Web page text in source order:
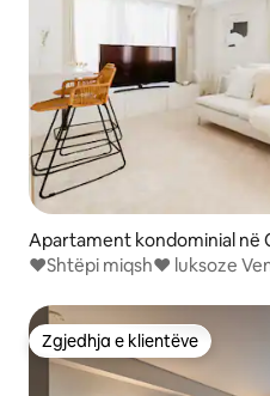
Apartament kondominial në
❤️Shtëpi miqsh❤️ luksoze
persona
Zgjedhja e klientëve
Zgjedhja e klientëve